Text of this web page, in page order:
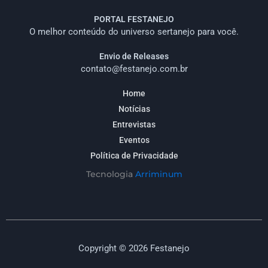
PORTAL FESTANEJO
O melhor conteúdo do universo sertanejo para você.
Envio de Releases
contato@festanejo.com.br
Home
Notícias
Entrevistas
Eventos
Política de Privacidade
Tecnologia Arriminum
Copyright © 2026 Festanejo